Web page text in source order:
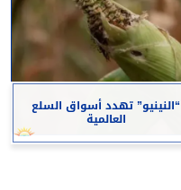
“النينيو” تهدد أسواق السلع
العالمية